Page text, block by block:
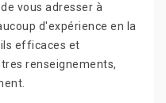
vous adresser à
d'expérience en la
efficaces et
renseignements,